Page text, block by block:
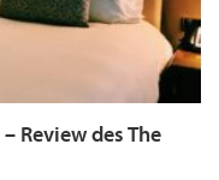
Review des The